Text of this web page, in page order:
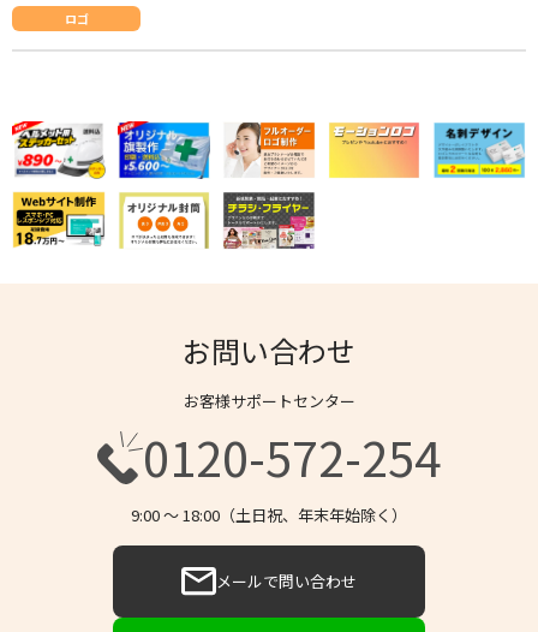
ロゴ
お問い合わせ
お客様サポートセンター
0120-572-254
9:00 〜 18:00（土日祝、年末年始除く）
メールで問い合わせ